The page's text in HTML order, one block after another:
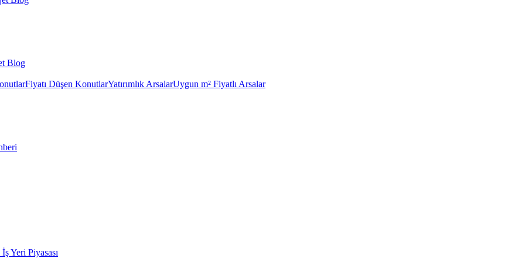
Blog
Fiyatı Düşen KonutlarYatırımlık ArsalarUygun m² Fiyatlı Arsalar
İş Yeri Piyasası